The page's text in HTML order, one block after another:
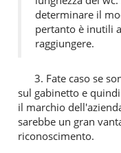
determinare il
pertanto è inutili
raggiungere.
3. Fate caso se
sul gabinetto e
il marchio
sarebbe un gran
riconoscimento.